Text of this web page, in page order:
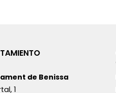
de Benissa
1